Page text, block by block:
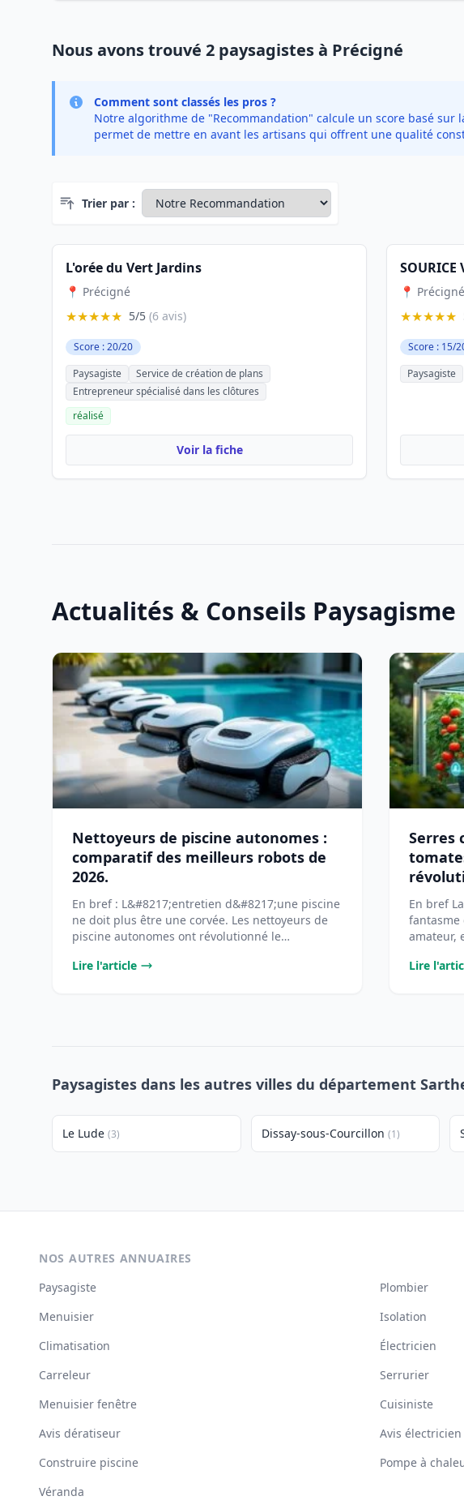
Nous avons trouvé 2 paysagistes à Précigné
Comment sont classés les pros ?
Notre algorithme de "Recommandation" calcule un score basé sur
permet de mettre en avant les artisans qui offrent une qualité
Trier par :
L'orée du Vert Jardins
📍 Précigné
★★★★★ 5/5 (6 avis)
Score : 20/20
Paysagiste
Service de création de plans
Entrepreneur spécialisé dans les clôtures
réalisé
Voir la fiche
SOURICE
📍 Précigné
★★★★★
Score : 15/
Paysagiste
Actualités & Conseils Paysagisme
Nettoyeurs de piscine autonomes :
comparatif des meilleurs robots de
2026.
En bref : L&#8217;entretien d&#8217;une piscine
ne doit plus être une corvée. Les nettoyeurs de
piscine autonomes ont révolutionné le
Lire l'article
Serres
En bref
fantasme
amateur,
Lire
Paysagistes dans les autres villes du département
Le Lude (3) Dissay-sous-Courcillon (1)
NOS AUTRES ANNUAIRES
Paysagiste
Plombier
Menuisier
Isolation
Climatisation
Électricien
Carreleur
Serrurier
Menuisier fenêtre
Cuisiniste
Avis dératiseur
Avis électricien
Construire piscine
Pompe à
Véranda